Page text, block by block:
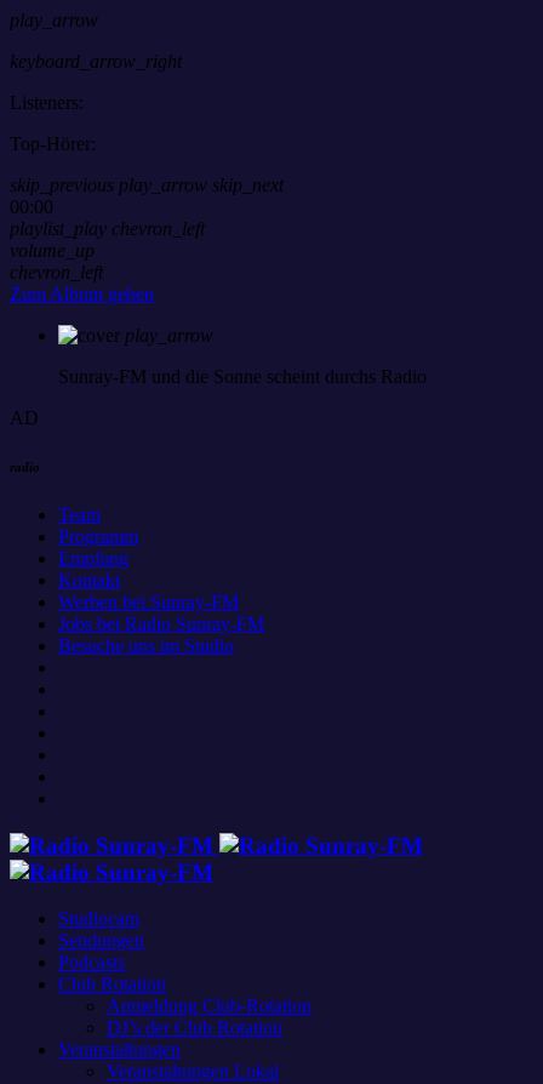
play_arrow
keyboard_arrow_right
Listeners:
Top-Hörer:
skip_previous play_arrow skip_next
00:00
playlist_play chevron_left
volume_up
chevron_left
Zum Album gehen
play_arrow
Sunray-FM und die Sonne scheint durchs Radio
AD
radio
Team
Programm
Empfang
Kontakt
Werben bei Sunray-FM
Jobs bei Radio Sunray-FM
Besuche uns im Studio
Studiocam
Sendungen
Podcasts
Club Rotation
Anmeldung Club-Rotation
DJ’s der Club Rotation
Veranstaltungen
Veranstaltungen Lokal